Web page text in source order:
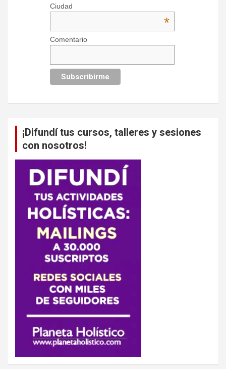
Ciudad
*
Comentario
¡Difundí tus cursos, talleres y sesiones
con nosotros!